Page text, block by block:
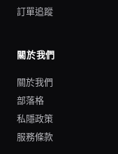
訂單追蹤
關於我們
關於我們
部落格
私隱政策
服務條款